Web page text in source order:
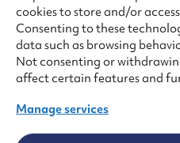
cookies to store and/or
Consenting to these
data such as browsing
Not consenting or
affect certain features and
Manage services
Framework -
Mikäli henkilötietoja
alueen ulkopuolelle, se
tilanteissa
kyseisessä
varmistettu riittävä